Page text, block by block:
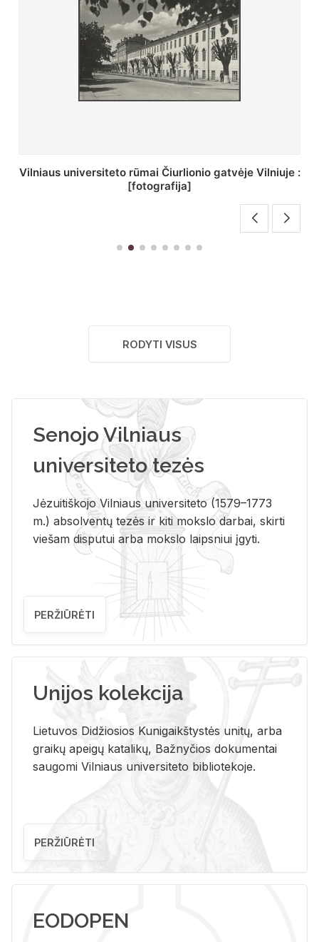
St. Batoro universiteto J. Pilsudskio kolegija :
[fotografija]
RODYTI VISUS
Senojo Vilniaus
universiteto tezės
Jėzuitiškojo Vilniaus universiteto (1579–1773
m.) absolventų tezės ir kiti mokslo darbai, skirti
viešam disputui arba mokslo laipsniui įgyti.
PERŽIŪRĖTI
Unijos kolekcija
Lietuvos Didžiosios Kunigaikštystės unitų, arba
graikų apeigų katalikų, Bažnyčios dokumentai
saugomi Vilniaus universiteto bibliotekoje.
PERŽIŪRĖTI
EODOPEN